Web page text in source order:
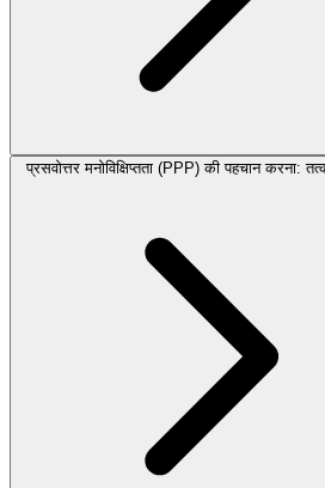
प्रसवोत्तर मनोविक्षिप्तता (PPP) की पहचान करना: